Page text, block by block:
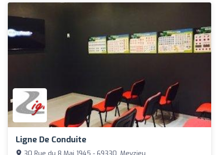
Ligne De Conduite
30 Rue du 8 Mai 1945 - 69330, Meyzieu